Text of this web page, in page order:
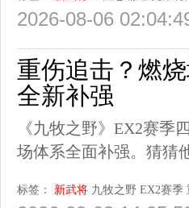
2026-08-06
重伤追击？燃
全新补强
《九牧之野》EX2赛
场体系全面补强。猜猜
标签： 新武将 九牧之野 EX2赛季